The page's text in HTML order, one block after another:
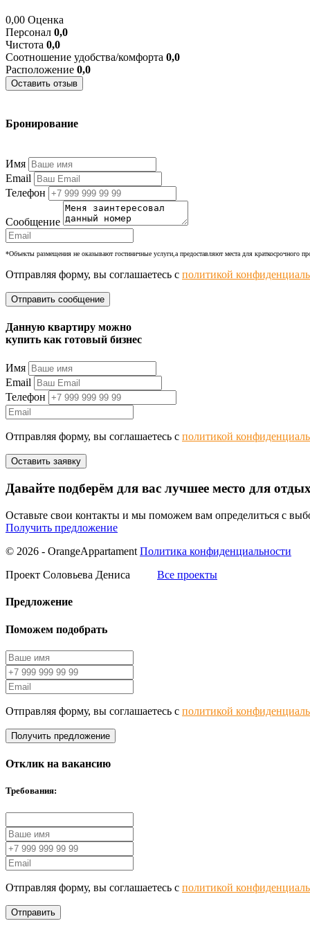
0,00 Оценка
Персонал 0,0
Чистота 0,0
Соотношение удобства/комфорта 0,0
Расположение 0,0
Оставить отзыв
Бронирование
Имя
Email
Телефон
Сообщение
*Объекты размещения не оказывают гостиничные услуги,а предоставляют места для краткосрочного
Отправляя форму, вы соглашаетесь с политикой
Данную квартиру можно
купить как готовый бизнес
Имя
Email
Телефон
Отправляя форму, вы соглашаетесь с политикой
Давайте подберём для вас лучшее место для
Оставьте свои контакты и мы поможем вам определиться с
Получить предложение
© 2026 - OrangeAppartament Политика конфиденциальности
Проект Соловьева Дениса
Все проекты
Предложение
Поможем подобрать
Отправляя форму, вы соглашаетесь с политикой
Получить предложение
Отклик на вакансию
Требования:
Отправляя форму, вы соглашаетесь с политикой
Отправить